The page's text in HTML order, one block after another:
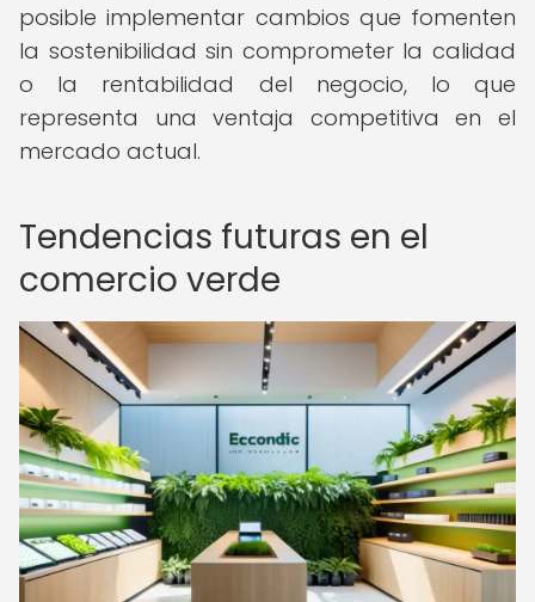
posible implementar cambios que fomenten
la sostenibilidad sin comprometer la calidad
o la rentabilidad del negocio, lo que
representa una ventaja competitiva en el
mercado actual.
Tendencias futuras en el
comercio verde